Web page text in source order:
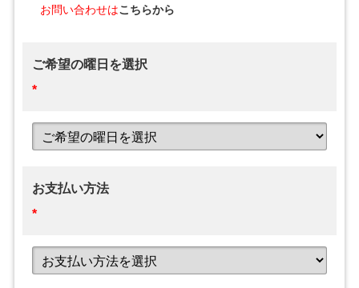
お問い合わせはこちらから
ご希望の曜日を選択
*
お支払い方法
*